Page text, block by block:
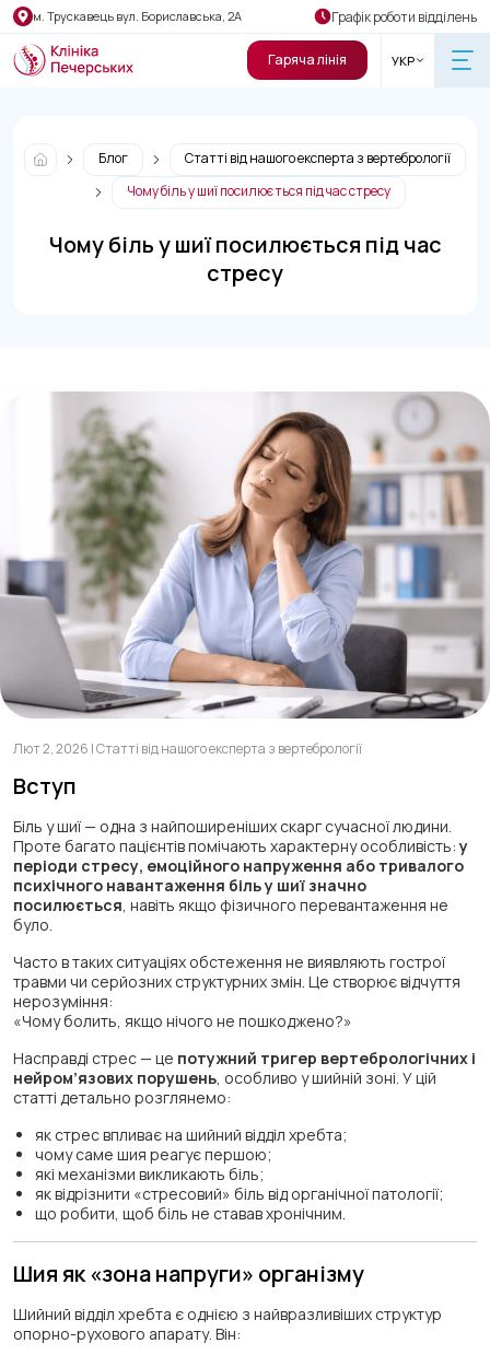
м. Трускавець вул. Бориславська, 2А Графік роботи відділень
Гаряча лінія УКР
Блог
Статті від нашого експерта з вертебрології
Чому біль у шиї посилюється під час стресу
Чому біль у шиї посилюється під час
стресу
Лют 2, 2026 | Статті від нашого експерта з вертебрології
Вступ
Біль у шиї — одна з найпоширеніших скарг сучасної людини.
Проте багато пацієнтів помічають характерну особливість: у
періоди стресу, емоційного напруження або тривалого
психічного навантаження біль у шиї значно
посилюється , навіть якщо фізичного перевантаження не
було.
Часто в таких ситуаціях обстеження не виявляють гострої
травми чи серйозних структурних змін. Це створює відчуття
нерозуміння:
«Чому болить, якщо нічого не пошкоджено?»
Насправді стрес — це потужний тригер вертебрологічних і
нейром’язових порушень , особливо у шийній зоні. У цій
статті детально розглянемо:
як стрес впливає на шийний відділ хребта;
чому саме шия реагує першою;
які механізми викликають біль;
як відрізнити «стресовий» біль від органічної патології;
що робити, щоб біль не ставав хронічним.
Шия як «зона напруги» організму
Шийний відділ хребта є однією з найвразливіших структур
опорно-рухового апарату. Він: